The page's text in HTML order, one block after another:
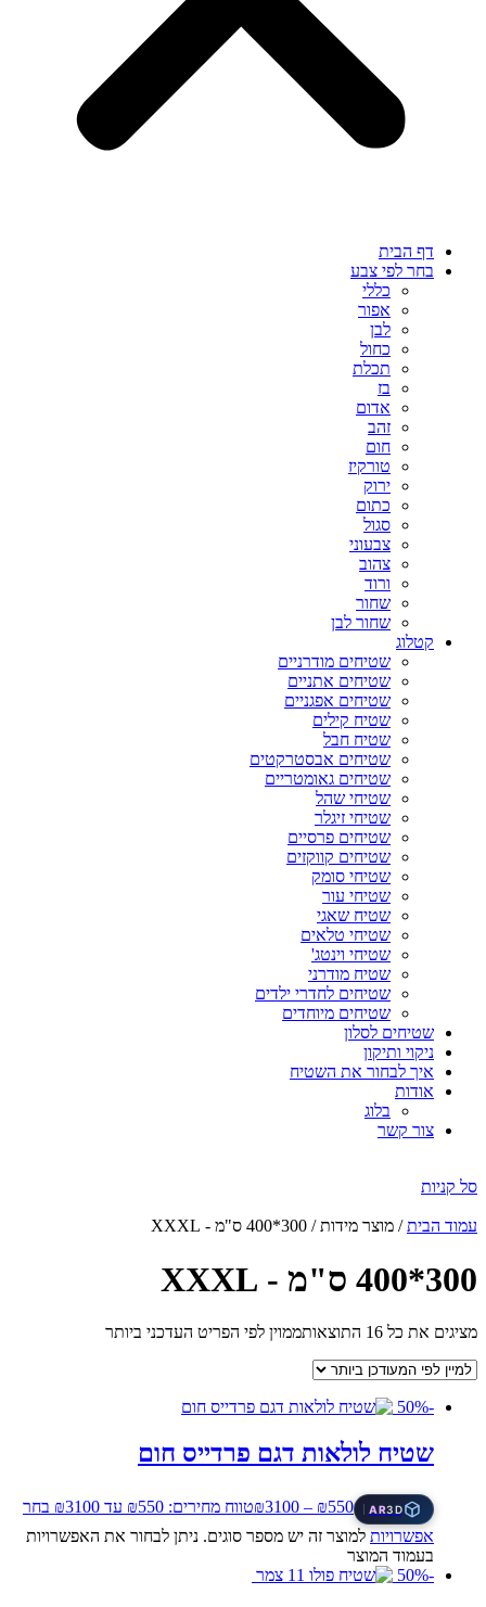
דף הבית
בחר לפי צבע
כללי
אפור
לבן
כחול
תכלת
בז
אדום
זהב
חום
טורקיז
ירוק
כתום
סגול
צבעוני
צהוב
ורוד
שחור
שחור לבן
קטלוג
שטיחים מודרניים
שטיחים אתניים
שטיחים אפגניים
שטיח קילים
שטיח חבל
שטיחים אבסטרקטים
שטיחים גאומטריים
שטיחי שהל
שטיחי זיגלר
שטיחים פרסיים
שטיחים קווקזים
שטיחי סומק
שטיחי עור
שטיח שאגי
שטיחי טלאים
שטיחי וינטג'
שטיח מודרני
שטיחים לחדרי ילדים
שטיחים מיוחדים
שטיחים לסלון
ניקוי ותיקון
איך לבחור את השטיח
אודות
בלוג
צור קשר
סל קניות
עמוד הבית/ מוצר מידות / 300*400 ס"מ - XXXL
300*400 ס"מ - XXXL
מציגים את כל ⁦16⁩ התוצאות ממוין לפי הפריט העדכני ביותר
-50%
שטיח לולאות דגם פרדייס חום
3D
AR
₪550
–
₪3100 טווח מחירים: ⁦₪550⁩ עד ⁦₪3100⁩
בחר
אפשרויות למוצר זה יש מספר סוגים. ניתן לבחור את האפשרויות
בעמוד המוצר
-50%